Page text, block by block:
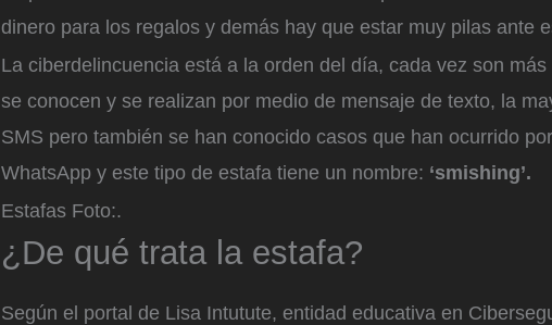
dinero para los regalos y demás hay que estar muy pilas ante
La ciberdelincuencia está a la orden del día, cada vez son
se conocen y se realizan por medio de mensaje de texto, la
SMS pero también se han conocido casos que han ocurrido
WhatsApp y este tipo de estafa tiene un nombre: ‘smishing’.
Estafas Foto:.
¿De qué trata la estafa?
Según el portal de Lisa Intutute, entidad educativa en